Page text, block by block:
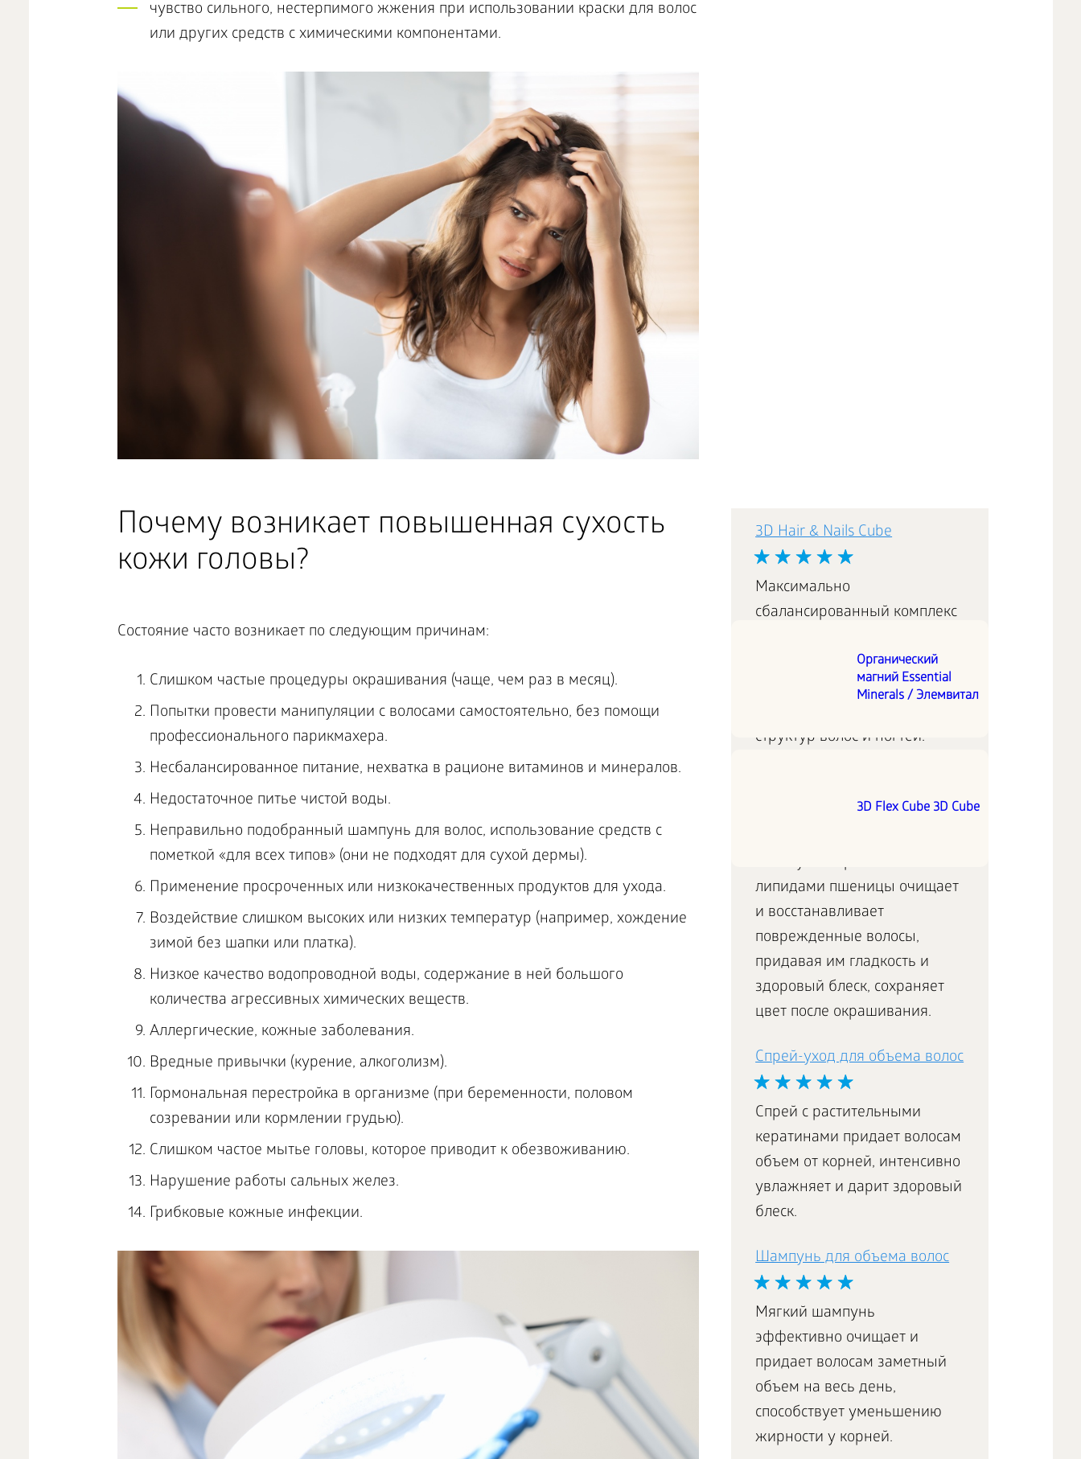
чувство сильного, нестерпимого жжения при использовании краски для волос
или других средств с химическими компонентами.
3D Hair & Nails Cube
Максимально
сбалансированный комплекс
необходимых для питания,
роста, обновления и
структур волос и ногтей.
восстанавливающий
Шампунь с протеинами и
липидами пшеницы очищает
и восстанавливает
поврежденные волосы,
придавая им гладкость и
здоровый блеск, сохраняет
цвет после окрашивания.
Спрей-уход для объема волос
Спрей с растительными
кератинами придает волосам
объем от корней, интенсивно
увлажняет и дарит здоровый
блеск.
Шампунь для объема волос
Мягкий шампунь
эффективно очищает и
придает волосам заметный
объем на весь день,
способствует уменьшению
жирности у корней.
Почему возникает повышенная сухость
кожи головы?
Органический
магний Essential
Minerals / Элемвитал
3D Flex Cube 3D Cube
Состояние часто возникает по следующим причинам:
Слишком частые процедуры окрашивания (чаще, чем раз в месяц).
Попытки провести манипуляции с волосами самостоятельно, без помощи
профессионального парикмахера.
Несбалансированное питание, нехватка в рационе витаминов и минералов.
Недостаточное питье чистой воды.
Неправильно подобранный шампунь для волос, использование средств с
пометкой «для всех типов» (они не подходят для сухой дермы).
Применение просроченных или низкокачественных продуктов для ухода.
Воздействие слишком высоких или низких температур (например, хождение
зимой без шапки или платка).
Низкое качество водопроводной воды, содержание в ней большого
количества агрессивных химических веществ.
Аллергические, кожные заболевания.
Вредные привычки (курение, алкоголизм).
Гормональная перестройка в организме (при беременности, половом
созревании или кормлении грудью).
Слишком частое мытье головы, которое приводит к обезвоживанию.
Нарушение работы сальных желез.
Грибковые кожные инфекции.